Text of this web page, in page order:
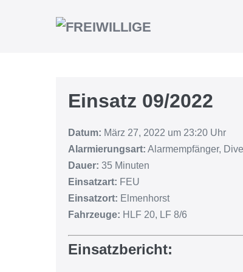
Einsatz 09/2022
Datum: März 27, 2022 um 23:20 Uhr
Alarmierungsart: Alarmempfänger,
Dauer: 35 Minuten
Einsatzart: FEU
Einsatzort: Elmenhorst
Fahrzeuge: HLF 20, LF 8/6
Einsatzbericht: